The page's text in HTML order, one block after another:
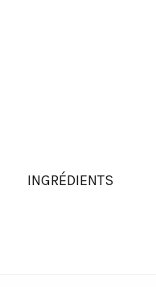
INGRÉDIENTS